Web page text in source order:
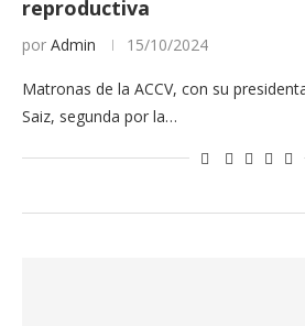
reproductiva
por Admin 15/10/2024
Matronas de la ACCV, con su
Saiz, segunda por la…